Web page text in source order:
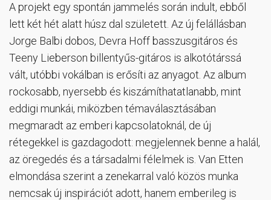
A projekt egy spontán jammelés során indult, ebből
lett két hét alatt húsz dal született. Az új felállásban
Jorge Balbi dobos, Devra Hoff basszusgitáros és
Teeny Lieberson billentyűs-gitáros is alkotótárssá
vált, utóbbi vokálban is erősíti az anyagot. Az album
rockosabb, nyersebb és kiszámíthatatlanabb, mint
eddigi munkái, miközben témaválasztásában
megmaradt az emberi kapcsolatoknál, de új
rétegekkel is gazdagodott: megjelennek benne a halál,
az öregedés és a társadalmi félelmek is. Van Etten
elmondása szerint a zenekarral való közös munka
nemcsak új inspirációt adott, hanem emberileg is